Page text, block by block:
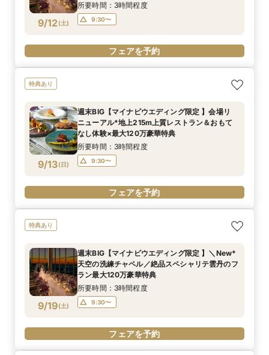
9/12(土)
所要時間：3時間程度
9:30〜
フェアを予約
特典あり
9/13(日)
週末BIG【マイナビウエディング限定 】会場リ
ニューアル*地上215m上質レストラン＆おもて
なし体験×最大120万豪華特典
所要時間：3時間程度
9:30〜
フェアを予約
特典あり
9/19(土)
週末BIG【マイナビウエディング限定 】＼New*
天空の洗練チャペル／絶品スペシャリテ雲丹のフ
ラン最大120万豪華特典
所要時間：3時間程度
9:30〜
フェアを予約